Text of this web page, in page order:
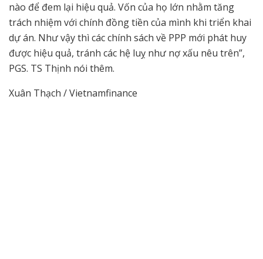
nào để đem lại hiệu quả. Vốn của họ lớn nhằm tăng
trách nhiệm với chính đồng tiền của mình khi triển khai
dự án. Như vậy thì các chính sách về PPP mới phát huy
được hiệu quả, tránh các hệ luỵ như nợ xấu nêu trên”,
PGS. TS Thịnh nói thêm.
Xuân Thạch / Vietnamfinance